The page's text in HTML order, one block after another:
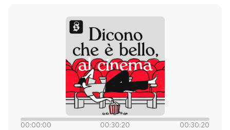
Mondiali calcio 2026
NEWSLETTER
00:00:00 00:30:20 00:30:20